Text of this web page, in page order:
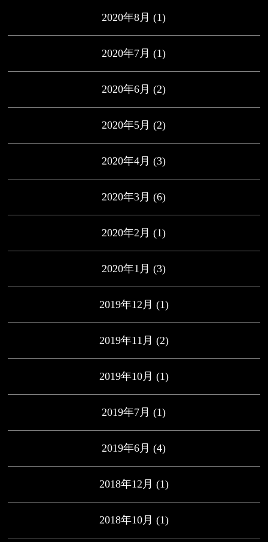
2020年8月 (1)
2020年7月 (1)
2020年6月 (2)
2020年5月 (2)
2020年4月 (3)
2020年3月 (6)
2020年2月 (1)
2020年1月 (3)
2019年12月 (1)
2019年11月 (2)
2019年10月 (1)
2019年7月 (1)
2019年6月 (4)
2018年12月 (1)
2018年10月 (1)